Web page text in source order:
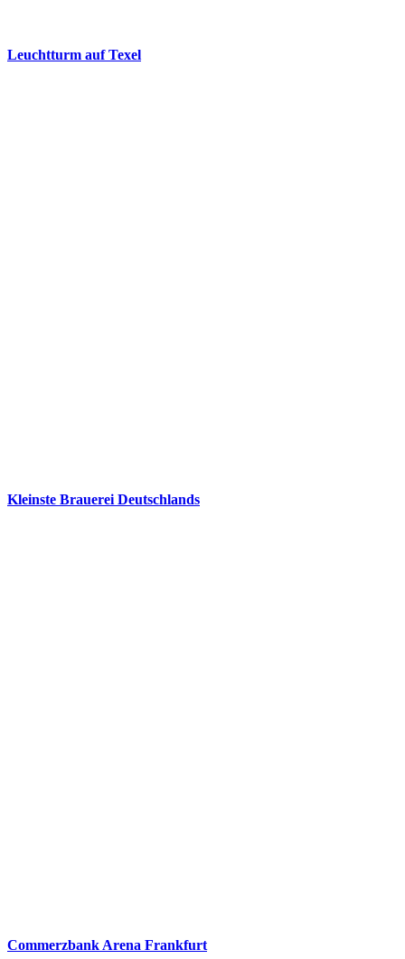
Leuchtturm auf Texel
Kleinste Brauerei Deutschlands
Commerzbank Arena Frankfurt